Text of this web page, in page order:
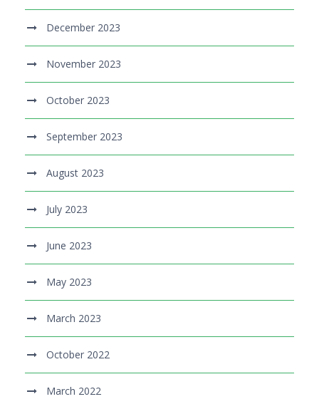
December 2023
November 2023
October 2023
September 2023
August 2023
July 2023
June 2023
May 2023
March 2023
October 2022
March 2022